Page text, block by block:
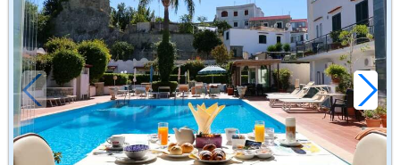
settembre
in offerta da
€76,00
a notte